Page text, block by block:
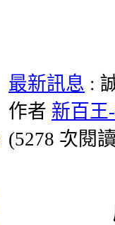
最新訊息 :
作者 新百王
(5278 次閱